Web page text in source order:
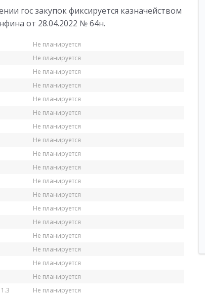
гос закупок фиксируется казначейством
от 28.04.2022 № 64н.
Не планируется
Не планируется
Не планируется
Не планируется
Не планируется
Не планируется
Не планируется
Не планируется
Не планируется
Не планируется
Не планируется
Не планируется
Не планируется
Не планируется
Не планируется
Не планируется
Не планируется
Не планируется
Не планируется